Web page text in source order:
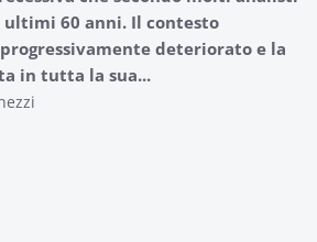
ultimi 60 anni. Il contesto
deteriorato e la
in tutta la sua...